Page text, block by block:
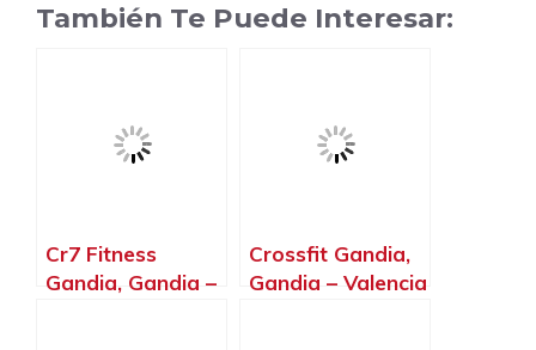
También Te Puede Interesar:
Cr7 Fitness
Gandia, Gandia –
Crossfit Gandia,
Gandia – Valencia